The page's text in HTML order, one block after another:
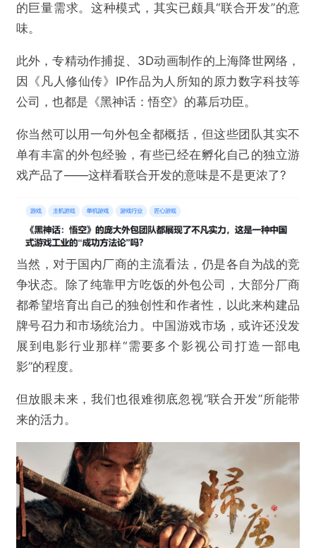
的巨量需求。这种模式，其实已颇具“联合开发”的意
味。
此外，专精动作捕捉、3D动画制作的上海降世网络，
因《凡人修仙传》IP作品为人所知的原力数字科技等
公司，也都是《黑神话：悟空》的幕后功臣。
你当然可以用一句外包全都概括，但这些团队其实不
单有丰富的外包经验，有些已经在孵化自己的独立游
戏产品了——这样看联合开发的意味是不是更浓了?
当然，对于国内厂商的主流看法，仍是各自为战的竞
争状态。除了纯靠甲方吃饭的外包公司，大部分厂商
都希望培育出自己的独创性和作者性，以此来构建品
牌号召力和市场统治力。中国游戏市场，或许还没发
展到电影行业那样“需要多个影视公司打造一部电
影”的程度。
但放眼未来，我们也很难彻底忽视“联合开发”所能带
来的活力。